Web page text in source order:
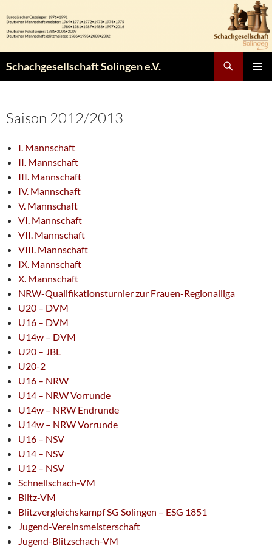
Inhalt
springen
Schachgesellschaft Solingen e.V.
Saison 2012/2013
I. Mannschaft
II. Mannschaft
III. Mannschaft
IV. Mannschaft
V. Mannschaft
VI. Mannschaft
VII. Mannschaft
VIII. Mannschaft
IX. Mannschaft
X. Mannschaft
NRW-Qualifikationsturnier zur Frauen-Regionalliga
U20 – DVM
U16 – DVM
U14w – DVM
U20 – JBL
U20-2
U16 – NRW
U14 – NRW Vorrunde
U14w – NRW Endrunde
U14w – NRW Vorrunde
U16 – NSV
U14 – NSV
U12 – NSV
Schnellschach-VM
Blitz-VM
Blitzvergleichskampf SG Solingen – ESG 1851
Jugend-Vereinsmeisterschaft
Jugend-Blitzschach-VM